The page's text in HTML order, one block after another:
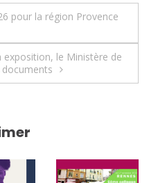
pour la région Provence
exposition, le Ministère de